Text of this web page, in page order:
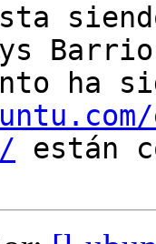
están